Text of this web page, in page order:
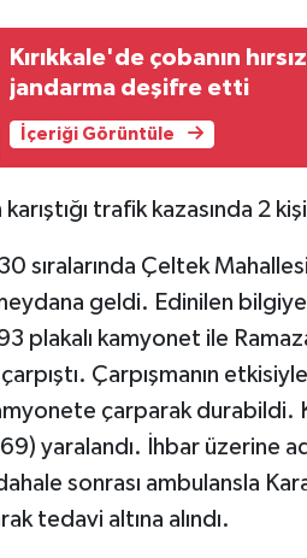
Kırıkkale'de çobanın
jandarma deşifre etti
İçeriği Görüntüle
trafik kazasında 2
sıralarında Çeltek
geldi. Edinilen
plakalı kamyonet ile
Çarpışmanın
çarparak
yaralandı. İhbar üzerine
sonrası ambulansla
tedavi altına alındı.